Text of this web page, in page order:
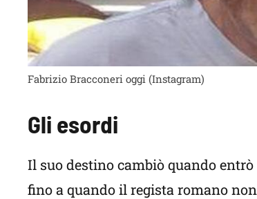
Fabrizio Bracconeri oggi (Instagram)
Gli esordi
Il suo destino cambiò quando
fino a quando il regista romano